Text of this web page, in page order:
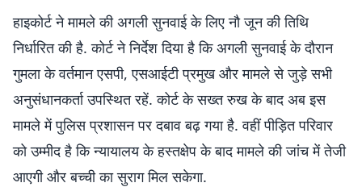
हाइकोर्ट ने मामले की अगली सुनवाई के लिए नौ जून की तिथि
निर्धारित की है. कोर्ट ने निर्देश दिया है कि अगली सुनवाई के दौरान
गुमला के वर्तमान एसपी, एसआईटी प्रमुख और मामले से जुड़े सभी
अनुसंधानकर्ता उपस्थित रहें. कोर्ट के सख्त रुख के बाद अब इस
मामले में पुलिस प्रशासन पर दबाव बढ़ गया है. वहीं पीड़ित परिवार
को उम्मीद है कि न्यायालय के हस्तक्षेप के बाद मामले की जांच में तेजी
आएगी और बच्ची का सुराग मिल सकेगा.